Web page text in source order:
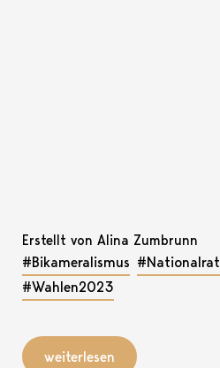
Erstellt von Alina Zumbrunn
#Bikameralismus #Nationalrat
#Wahlen2023
weiterlesen